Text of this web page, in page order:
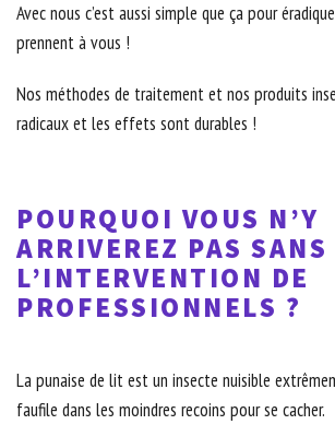
Avec nous c’est aussi simple que ça pour
prennent à vous !
Nos méthodes de traitement et nos produits
radicaux et les effets sont durables !
POURQUOI VOUS N’Y
ARRIVEREZ PAS SANS
L’INTERVENTION DE
PROFESSIONNELS ?
La punaise de lit est un insecte nuisible
faufile dans les moindres recoins pour se cacher.